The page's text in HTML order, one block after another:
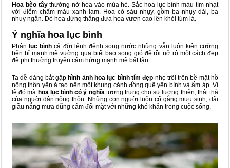
Hoa bèo tâythường nở hoa vào mùa hè. Sắc hoa lục bình màu tím nhạt
với điểm chấm màu xanh lam. Hoa có sáu nhụy, gồm ba nhụy dài, ba
nhụy ngắn. Dò hoa đứng thẳng đưa hoa vươn cao lên khỏi túm lá.
Ý nghĩa hoa lục bình
Phậnlục bình cả đời lênh đênh song nước những vẫn luôn kiên cường
bền bỉ mạnh mẽ vường qua biết bao song gió để rồi nở rộ một cách đẹp
đẽ phi thường truyền cảm hứng mạnh mẽ bất tận.
Ta dễ dàng bắt gặphình ảnh hoa lục bình tím đẹp nhẹ trôi trên bề mặt hồ
nông thôn yên ả tạo nên một khung cảnh đồng quê yên bình và ấm áp. Vì
lẽ đó mà hoa lục bình có ý nghĩatương trưng cho sự lương thiện, thật thà
của người dân nông thôn. Những con người luôn cố gắng mưu sinh, dãi
giầu nắng mưa dũng cảm đối mặt với những khó khăn trong cuộc sống.